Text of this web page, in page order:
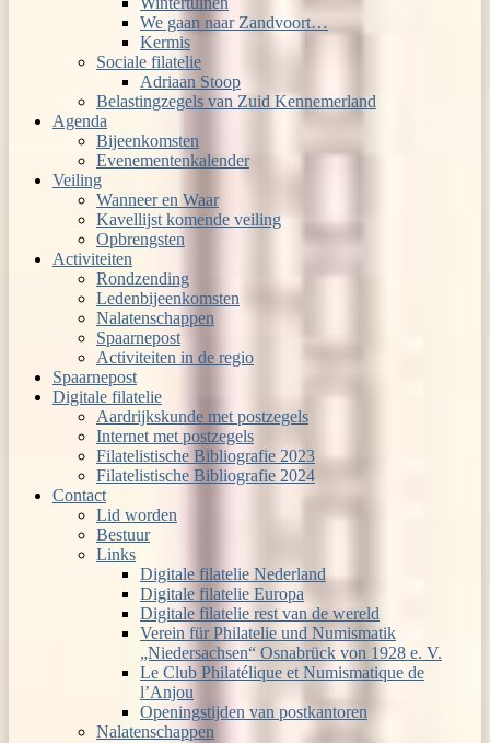
We gaan naar Zandvoort…
Kermis
Sociale filatelie
Adriaan Stoop
Belastingzegels van Zuid Kennemerland
Agenda
Bijeenkomsten
Evenementenkalender
Veiling
Wanneer en Waar
Kavellijst komende veiling
Opbrengsten
Activiteiten
Rondzending
Ledenbijeenkomsten
Nalatenschappen
Spaarnepost
Activiteiten in de regio
Spaarnepost
Digitale filatelie
Aardrijkskunde met postzegels
Internet met postzegels
Filatelistische Bibliografie 2023
Filatelistische Bibliografie 2024
Contact
Lid worden
Bestuur
Links
Digitale filatelie Nederland
Digitale filatelie Europa
Digitale filatelie rest van de wereld
Verein für Philatelie und Numismatik
„Niedersachsen“ Osnabrück von 1928 e. V.
Le Club Philatélique et Numismatique de
l’Anjou
Openingstijden van postkantoren
Nalatenschappen